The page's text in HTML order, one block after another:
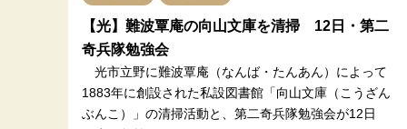
【光】難波覃庵の向山文庫を清掃 12日・第二
奇兵隊勉強会
光市立野に難波覃庵（なんば・たんあん）によって
1883年に創設された私設図書館「向山文庫（こうざん
ぶんこ）」の清掃活動と、第二奇兵隊勉強会が12日